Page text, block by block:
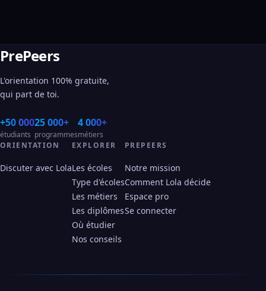
PrePeers
L'orientation 100% gratuite,
qui part de toi.
+50 000
étudiants
25 000+
programmes
4 000+
métiers
ORIENTATION
Discuter avec Lola
EXPLORER
Les écoles
Type d'écoles
Les métiers
Les diplômes
Où étudier
Nos conseils
PREPEERS
Notre mission
Comment Lola décide
Espace pro
Se connecter